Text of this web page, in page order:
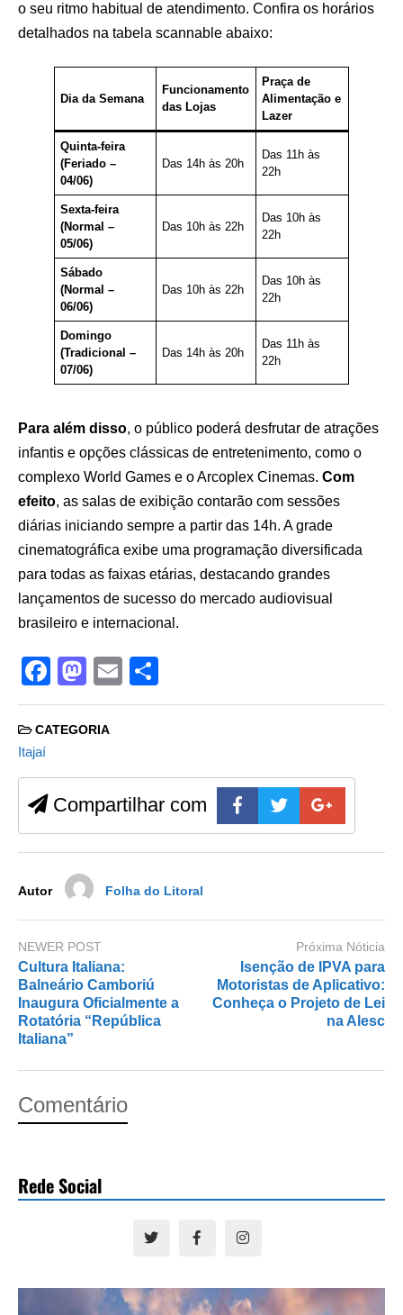
o seu ritmo habitual de atendimento. Confira os horários
detalhados na tabela scannable abaixo:
Dia da Semana
Funcionamento
das Lojas
Praça de
Alimentação e
Lazer
Quinta-feira
(Feriado –
04/06)
Das 14h às 20h
Das 11h às
22h
Sexta-feira
(Normal –
05/06)
Das 10h às 22h
Das 10h às
22h
Sábado
(Normal –
06/06)
Das 10h às 22h
Das 10h às
22h
Domingo
(Tradicional –
07/06)
Das 14h às 20h
Das 11h às
22h
Para além disso, o público poderá desfrutar de atrações
infantis e opções clássicas de entretenimento, como o
complexo World Games e o Arcoplex Cinemas. Com
efeito, as salas de exibição contarão com sessões
diárias iniciando sempre a partir das 14h. A grade
cinematográfica exibe uma programação diversificada
para todas as faixas etárias, destacando grandes
lançamentos de sucesso do mercado audiovisual
brasileiro e internacional.
F
a
c
b
o
o
M
a
st
d
o
n
E
m h
CATEGORIA
Itajaí
Compartilhar com
Autor Folha do Litoral
NEWER POST
Cultura Italiana:
Balneário Camboriú
Inaugura Oficialmente a
Rotatória “República
Italiana”
Próxima Nóticia
Isenção de IPVA para
Motoristas de Aplicativo:
Conheça o Projeto de Lei
na Alesc
Comentário
Rede Social